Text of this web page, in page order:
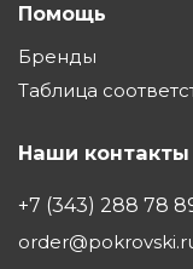
Помощь
Бренды
Таблица
Наши контакты
+7 (343) 288 78